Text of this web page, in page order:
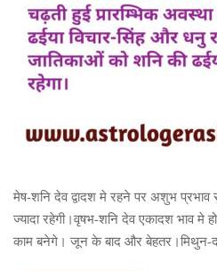
मेष-शनि देव द्वादश मे रहने पर अशुभ प्रभाव
ज्यादा रहेगी।वृषभ-शनि देव एकादश भाव मे
काम बनेगे। जून के बाद और